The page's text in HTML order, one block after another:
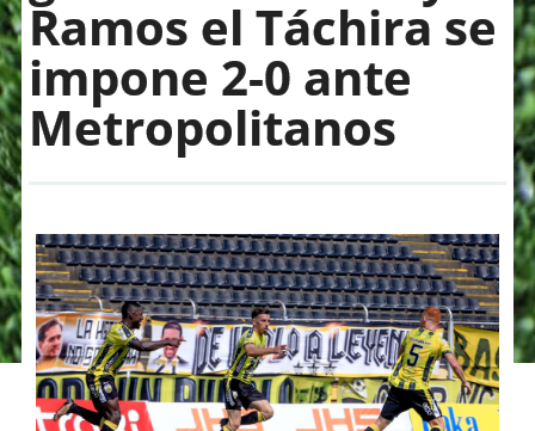
Ramos el Táchira se
impone 2-0 ante
Metropolitanos